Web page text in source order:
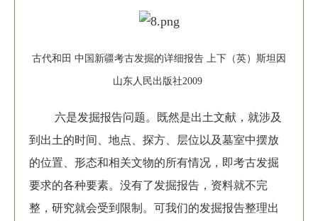
古代和田 中国新疆考古发掘的详细报告 上下（英）斯坦因
山东人民出版社2009
六是发掘报告问题。既然是出土文献，就涉及
到出土的时间、地点、探方、层位以及墓室中摆放
的位置、形态和相关文物的所有情况，即考古发掘
要求的各种要素。没有了发掘报告，资料就不完
整，研究就会受到限制。可我们的发掘报告整理出